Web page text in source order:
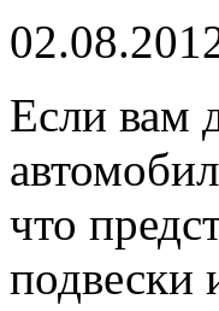
Если вам
что
подвески